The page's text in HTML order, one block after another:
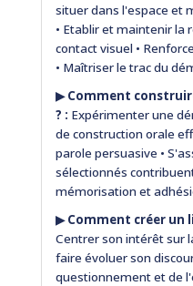
situer dans l'espace et
• Etablir et maintenir la
contact visuel •
• Maîtriser le trac du
▶︎Comment
? : Expérimenter une
de construction orale
parole persuasive •
sélectionnés
mémorisation et
▶︎Comment créer un
Centrer son intérêt sur
faire évoluer son
questionnement et de